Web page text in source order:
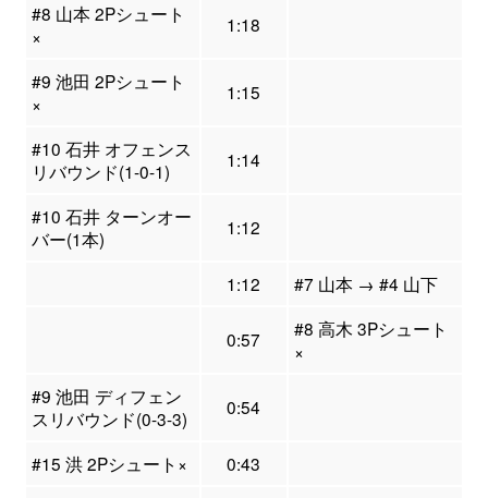
#8 山本 2Pシュート
×
1:18
#9 池田 2Pシュート
×
1:15
#10 石井 オフェンス
リバウンド(1-0-1)
1:14
#10 石井 ターンオー
バー(1本)
1:12
1:12 #7 山本 → #4 山下
0:57
#8 高木 3Pシュート
×
#9 池田 ディフェン
スリバウンド(0-3-3)
0:54
#15 洪 2Pシュート×
0:43